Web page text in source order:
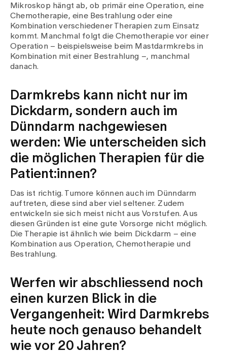
Mikroskop hängt ab, ob primär eine Operation, eine
Chemotherapie, eine Bestrahlung oder eine
Kombination verschiedener Therapien zum Einsatz
kommt. Manchmal folgt die Chemotherapie vor einer
Operation – beispielsweise beim Mastdarmkrebs in
Kombination mit einer Bestrahlung –, manchmal
danach.
Darmkrebs kann nicht nur im
Dickdarm, sondern auch im
Dünndarm nachgewiesen
werden: Wie unterscheiden sich
die möglichen Therapien für die
Patient:innen?
Das ist richtig. Tumore können auch im Dünndarm
auftreten, diese sind aber viel seltener. Zudem
entwickeln sie sich meist nicht aus Vorstufen. Aus
diesen Gründen ist eine gute Vorsorge nicht möglich.
Die Therapie ist ähnlich wie beim Dickdarm – eine
Kombination aus Operation, Chemotherapie und
Bestrahlung.
Werfen wir abschliessend noch
einen kurzen Blick in die
Vergangenheit: Wird Darmkrebs
heute noch genauso behandelt
wie vor 20 Jahren?